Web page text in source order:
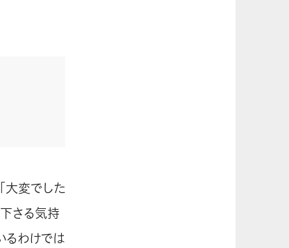
大変でした
さる気持
るわけでは